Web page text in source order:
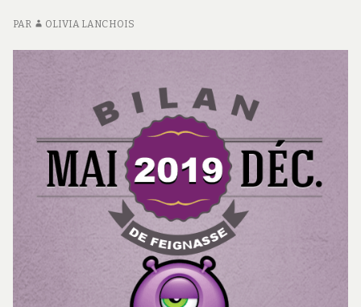
PAR OLIVIA LANCHOIS